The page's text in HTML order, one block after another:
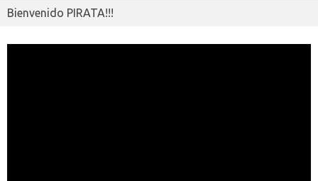
Bienvenido PIRATA!!!